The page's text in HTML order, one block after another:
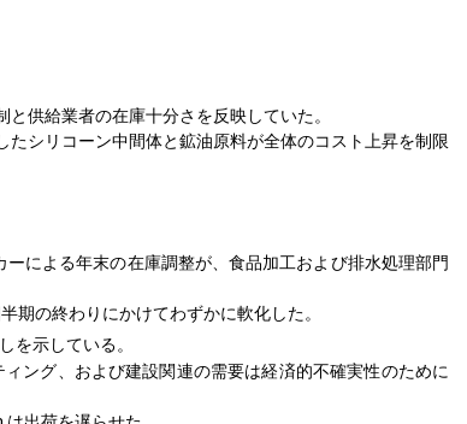
供給業者の在庫十分さを反映していた。
シリコーン中間体と鉱油原料が全体のコスト上昇を制限
による年末の在庫調整が、食品加工および排水処理部門
期の終わりにかけてわずかに軟化した。
を示している。
ング、および建設関連の需要は経済的不確実性のために